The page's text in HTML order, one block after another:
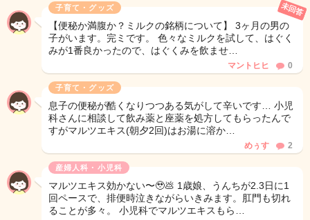
子育て・グッズ
【便秘か満腹か？ミルクの銘柄について】 3ヶ月の男の
子がいます。完ミです。 色々なミルクを試して、はぐく
みが1番良かったので、はぐくみを飲ませ…
未回答
マントヒヒ 0
子育て・グッズ
息子の便秘が酷くなりつつある気がして辛いです… 小児
科さんに相談して飲み薬と座薬を処方してもらったんで
すがマルツエキス(朝夕2回)はお湯に溶か…
めぅす 2
産婦人科・小児科
マルツエキス効かない〜🥹💩 1歳娘、うんちが2.3日に1
回ペースで、排便時泣きながらいきみます。肛門も切れ
ることが多々。 小児科でマルツエキスもら…